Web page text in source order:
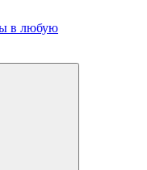
где провести отпуск.